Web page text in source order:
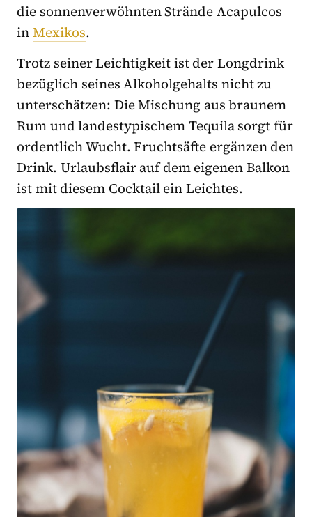
die sonnenverwöhnten Strände Acapulcos
inMexikos.
Trotz seiner Leichtigkeit ist der Longdrink
bezüglich seines Alkoholgehalts nicht zu
unterschätzen: Die Mischung aus braunem
Rum und landestypischem Tequila sorgt für
ordentlich Wucht. Fruchtsäfte ergänzen den
Drink. Urlaubsflair auf dem eigenen Balkon
ist mit diesem Cocktail ein Leichtes.